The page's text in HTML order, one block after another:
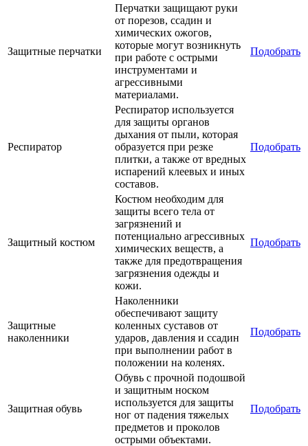
Защитные перчатки
Перчатки защищают руки
от порезов, ссадин и
химических ожогов,
которые могут возникнуть
при работе с острыми
инструментами и
агрессивными
материалами.
Подобрать
Респиратор
Респиратор используется
для защиты органов
дыхания от пыли, которая
образуется при резке
плитки, а также от вредных
испарений клеевых и иных
составов.
Подобрать
Защитный костюм
Костюм необходим для
защиты всего тела от
загрязнений и
потенциально агрессивных
химических веществ, а
также для предотвращения
загрязнения одежды и
кожи.
Подобрать
Защитные
наколенники
Наколенники
обеспечивают защиту
коленных суставов от
ударов, давления и ссадин
при выполнении работ в
положении на коленях.
Подобрать
Защитная обувь
Обувь с прочной подошвой
и защитным носком
используется для защиты
ног от падения тяжелых
предметов и проколов
острыми объектами.
Подобрать